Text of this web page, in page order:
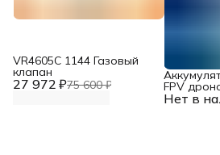
27 972 ₽75 600 ₽
VR4605С 1144 Газовый
клапан
Нет в
FPV